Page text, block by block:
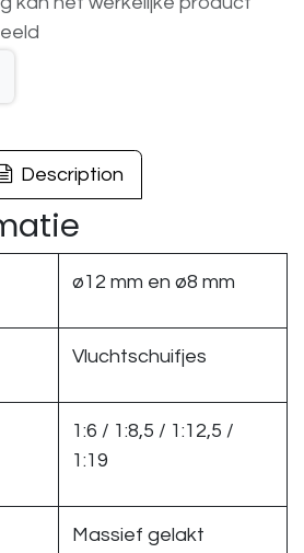
Description
ø12 mm en ø8 mm
Vluchtschuifjes
1:6 / 1:8,5 / 1:12,5 /
1:19
Massief gelakt